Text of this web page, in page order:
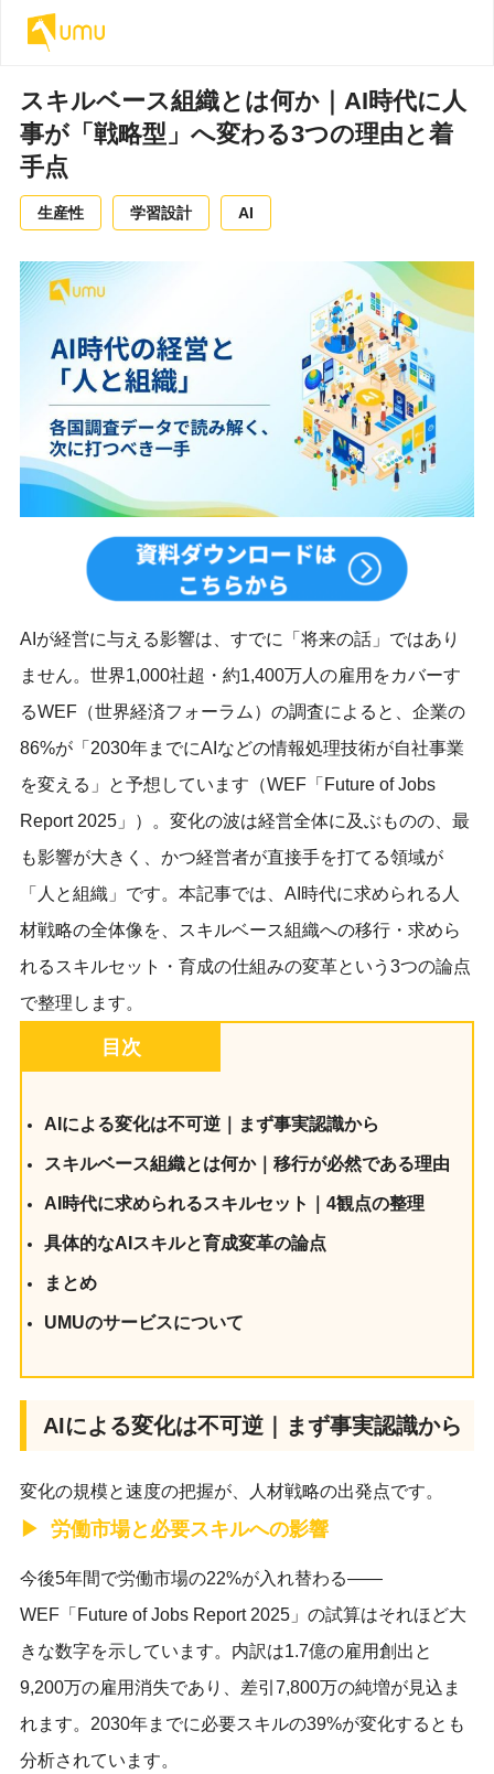
スキルベース組織とは何か｜AI時代に人
事が「戦略型」へ変わる3つの理由と着
手点
生産性 学習設計 AI
AIが経営に与える影響は、すでに「将来の話」ではあり
ません。世界1,000社超・約1,400万人の雇用をカバーす
るWEF（世界経済フォーラム）の調査によると、企業の
86%が「2030年までにAIなどの情報処理技術が自社事業
を変える」と予想しています（WEF「Future of Jobs
Report 2025」）。変化の波は経営全体に及ぶものの、最
も影響が大きく、かつ経営者が直接手を打てる領域が
「人と組織」です。本記事では、AI時代に求められる人
材戦略の全体像を、スキルベース組織への移行・求めら
れるスキルセット・育成の仕組みの変革という3つの論点
で整理します。
目次
AIによる変化は不可逆｜まず事実認識から
スキルベース組織とは何か｜移行が必然である理由
AI時代に求められるスキルセット｜4観点の整理
具体的なAIスキルと育成変革の論点
まとめ
UMUのサービスについて
AIによる変化は不可逆｜まず事実認識から
変化の規模と速度の把握が、人材戦略の出発点です。
労働市場と必要スキルへの影響
今後5年間で労働市場の22%が入れ替わる——
WEF「Future of Jobs Report 2025」の試算はそれほど大
きな数字を示しています。内訳は1.7億の雇用創出と
9,200万の雇用消失であり、差引7,800万の純増が見込ま
れます。2030年までに必要スキルの39%が変化するとも
分析されています。